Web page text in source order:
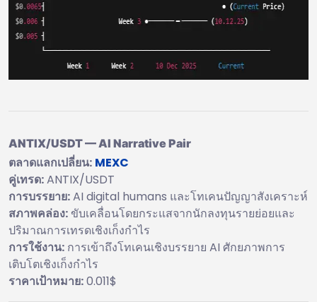
ANTIX/USDT — AI Narrative Pair
ตลาดแลกเปลี่ยน: MEXC
คู่เทรด:ANTIX/USDT
การบรรยาย:AI digital humans และโทเคนปัญญาสังเคราะห์
สภาพคล่อง:ขับเคลื่อนโดยกระแสจากนักลงทุนรายย่อยและ
ปริมาณการเทรดเชิงเก็งกำไร
การใช้งาน: การเข้าถึงโทเคนเชิงบรรยาย AI ศักยภาพการ
เติบโตเชิงเก็งกำไร
ราคาเป้าหมาย:0.011$